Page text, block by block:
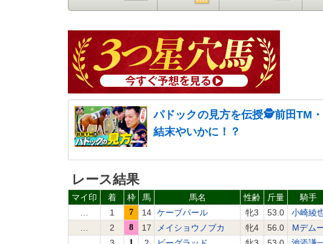
パドックの見方を伝授🕵前田TM
結末やいかに！？
レース結果
マイ印 着 枠 馬 馬名 性齢 斤量 騎手
1 7 14 ケーブパール 牝3 53.0 小崎綾
2 8 17 メイショウノブカ 牝4 56.0 Mデム